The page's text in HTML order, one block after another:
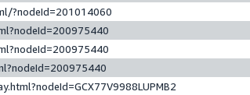
?nodeId=201014060